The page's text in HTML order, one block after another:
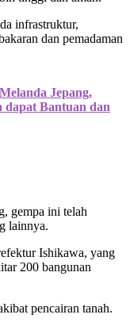
infrastruktur,
dan pemadaman
Jepang,
dapat Bantuan dan
gempa ini telah
lainnya.
Ishikawa, yang
200 bangunan
pencairan tanah.